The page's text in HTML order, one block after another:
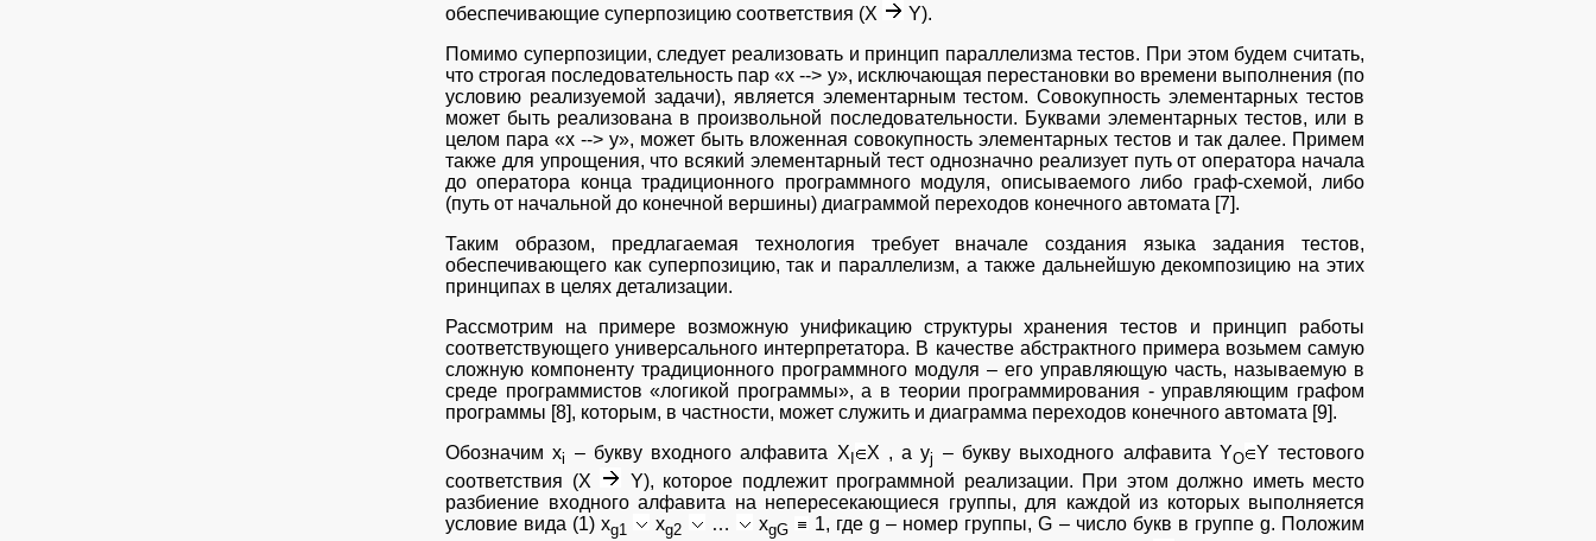
обеспечивающие суперпозицию соответствия (Х
Y).
Помимо суперпозиции, следует реализовать и принцип параллелизма тестов. При этом будем считать,
что строгая последовательность пар «x --> y», исключающая перестановки во времени выполнения (по
условию реализуемой задачи), является элементарным тестом. Совокупность элементарных тестов
может быть реализована в произвольной последовательности. Буквами элементарных тестов, или в
целом пара «x --> y», может быть вложенная совокупность элементарных тестов и так далее. Примем
также для упрощения, что всякий элементарный тест однозначно реализует путь от оператора начала
до оператора конца традиционного программного модуля, описываемого либо граф-схемой, либо
(путь от начальной до конечной вершины) диаграммой переходов конечного автомата [7].
Таким образом, предлагаемая технология требует вначале создания языка задания тестов,
обеспечивающего как суперпозицию, так и параллелизм, а также дальнейшую декомпозицию на этих
принципах в целях детализации.
Рассмотрим на примере возможную унификацию структуры хранения тестов и принцип работы
соответствующего универсального интерпретатора. В качестве абстрактного примера возьмем самую
сложную компоненту традиционного программного модуля – его управляющую часть, называемую в
среде программистов «логикой программы», а в теории программирования - управляющим графом
программы [8], которым, в частности, может служить и диаграмма переходов конечного автомата [9].
Обозначим xi – букву входного алфавита X X , а yj – букву выходного алфавита YO
Y тестового
соответствия (Х
Y), которое подлежит программной реализации. При этом должно иметь место
разбиение входного алфавита на непересекающиеся группы, для каждой из которых выполняется
условие вида (1) xg1 xg2 … xgG
1, где g – номер группы, G – число букв в группе g. Положим